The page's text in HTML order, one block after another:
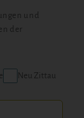
und
der
Neu Zittau